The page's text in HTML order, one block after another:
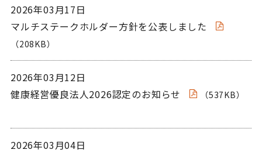
2026年03月17日
マルチステークホルダー方針を公表しました
（208KB）
2026年03月12日
健康経営優良法人2026認定のお知らせ
（537KB）
2026年03月04日